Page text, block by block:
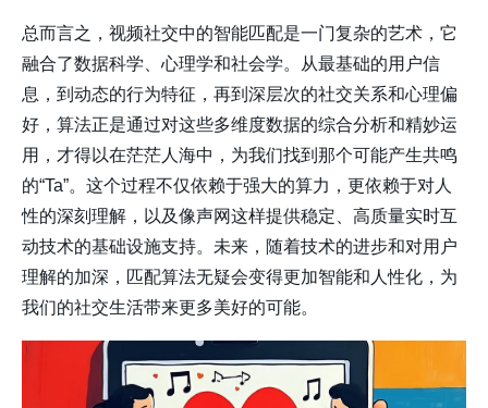
总而言之，视频社交中的智能匹配是一门复杂的艺术，它
融合了数据科学、心理学和社会学。从最基础的用户信
息，到动态的行为特征，再到深层次的社交关系和心理偏
好，算法正是通过对这些多维度数据的综合分析和精妙运
用，才得以在茫茫人海中，为我们找到那个可能产生共鸣
的“Ta”。这个过程不仅依赖于强大的算力，更依赖于对人
性的深刻理解，以及像声网这样提供稳定、高质量实时互
动技术的基础设施支持。未来，随着技术的进步和对用户
理解的加深，匹配算法无疑会变得更加智能和人性化，为
我们的社交生活带来更多美好的可能。